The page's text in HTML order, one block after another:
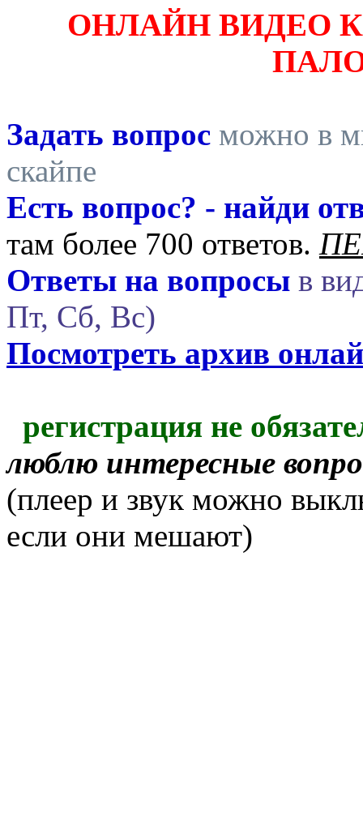
ОНЛАЙН ВИДЕО
Задать вопрос можно в
скайпе
Есть вопрос? - найди
там более 700 ответов.
Ответы на вопросы в
Пт, Сб, Вс)
Посмотреть архив
регистрация не
люблю интересные
(плеер и звук можно
если они мешают)